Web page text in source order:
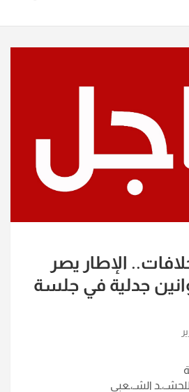
الإطار يصر
تمرير 4 قوانين جدلية في جلسة
الشـ،ـعبي